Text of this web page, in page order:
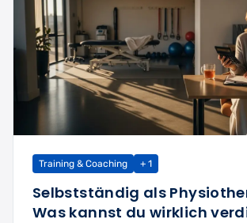
Training & Coaching + 1
Selbstständig als
Was kannst du wirklich